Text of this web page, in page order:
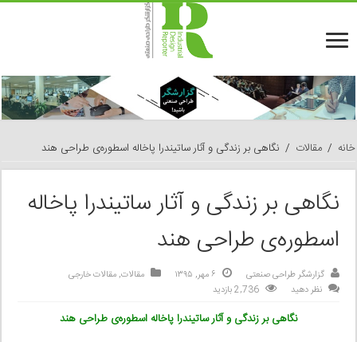
خانه / مقالات / نگاهی بر زندگی و آثار ساتیندرا پاخاله اسطوره‌ی طراحی هند
نگاهی بر زندگی و آثار ساتیندرا پاخاله
اسطوره‌ی طراحی هند
گزارشگر طراحی صنعتی ۶ مهر, ۱۳۹۵ مقالات,مقالات خارجی
نظر دهید
2,736 بازدید
نگاهی بر زندگی و آثار ساتیندرا پاخاله اسطوره‌ی طراحی هند